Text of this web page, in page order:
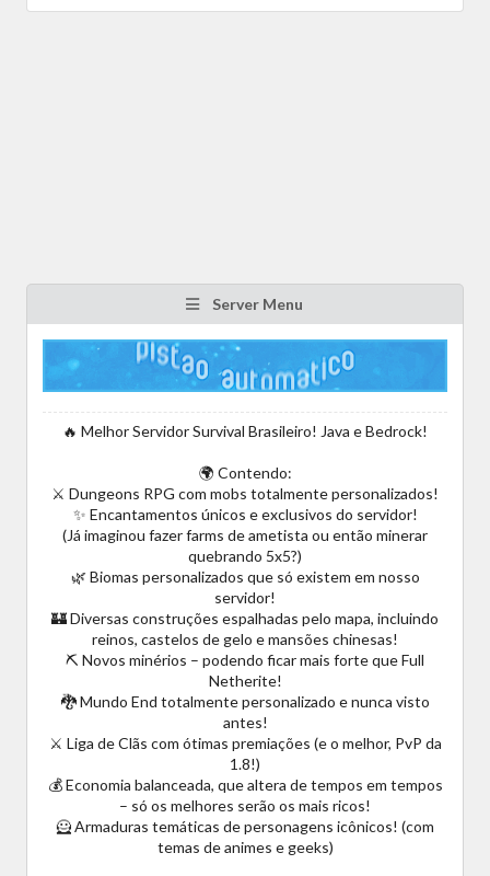
Server Menu
🔥 Melhor Servidor Survival Brasileiro! Java e Bedrock!
🌍 Contendo:
⚔️ Dungeons RPG com mobs totalmente personalizados!
✨ Encantamentos únicos e exclusivos do servidor!
(Já imaginou fazer farms de ametista ou então minerar
quebrando 5x5?)
🌿 Biomas personalizados que só existem em nosso
servidor!
🏰 Diversas construções espalhadas pelo mapa, incluindo
reinos, castelos de gelo e mansões chinesas!
⛏️ Novos minérios – podendo ficar mais forte que Full
Netherite!
🐉 Mundo End totalmente personalizado e nunca visto
antes!
⚔️ Liga de Clãs com ótimas premiações (e o melhor, PvP da
1.8!)
💰 Economia balanceada, que altera de tempos em tempos
– só os melhores serão os mais ricos!
🦸 Armaduras temáticas de personagens icônicos! (com
temas de animes e geeks)